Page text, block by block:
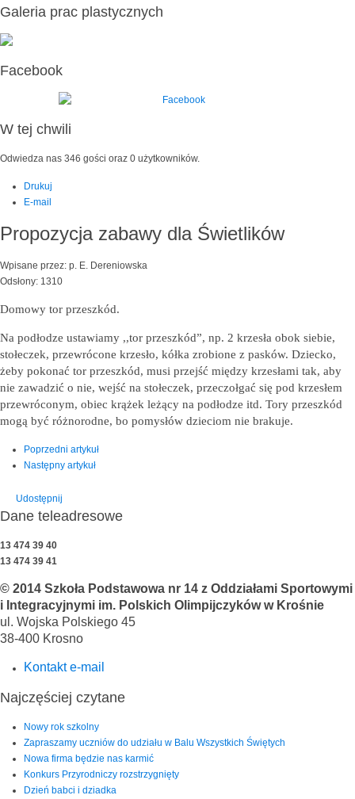
Galeria prac plastycznych
Facebook
W tej chwili
Odwiedza nas 346 gości oraz 0 użytkowników.
Drukuj
E-mail
Propozycja zabawy dla Świetlików
Wpisane przez: p. E. Dereniowska
Odsłony: 1310
Domowy tor przeszkód.
Na podłodze ustawiamy ,,tor przeszkód”, np. 2 krzesła obok siebie,
stołeczek, przewrócone krzesło, kółka zrobione z pasków. Dziecko,
żeby pokonać tor przeszkód, musi przejść między krzesłami tak, aby
nie zawadzić o nie, wejść na stołeczek, przeczołgać się pod krzesłem
przewróconym, obiec krążek leżący na podłodze itd. Tory przeszkód
mogą być różnorodne, bo pomysłów dzieciom nie brakuje.
Poprzedni artykuł
Następny artykuł
Udostępnij
Dane teleadresowe
13 474 39 40
13 474 39 41
© 2014 Szkoła Podstawowa nr 14 z Oddziałami Sportowymi
i Integracyjnymi im. Polskich Olimpijczyków w Krośnie
ul. Wojska Polskiego 45
38-400 Krosno
Kontakt e-mail
Najczęściej czytane
Nowy rok szkolny
Zapraszamy uczniów do udziału w Balu Wszystkich Świętych
Nowa firma będzie nas karmić
Konkurs Przyrodniczy rozstrzygnięty
Dzień babci i dziadka